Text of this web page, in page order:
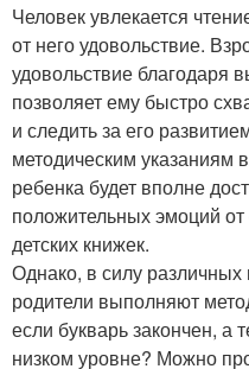
Человек увлекается
от него удовольствие.
удовольствие благодаря
позволяет ему быстро
и следить за его
методическим указаниям
ребенка будет вполне
положительных эмоций от
детских книжек.
Однако, в силу
родители выполняют
если букварь закончен, а
низком уровне? Можно